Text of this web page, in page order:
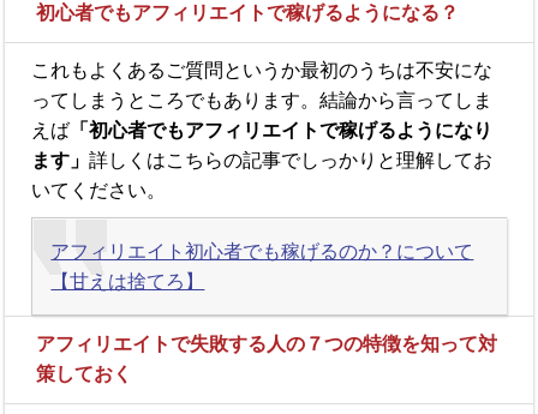
初心者でもアフィリエイトで稼げるようになる？
これもよくあるご質問というか最初のうちは不安にな
ってしまうところでもあります。結論から言ってしま
えば 「初心者でもアフィリエイトで稼げるようになり
ます」詳しくはこちらの記事でしっかりと理解してお
いてください。
アフィリエイト初心者でも稼げるのか？について
【甘えは捨てろ】
アフィリエイトで失敗する人の７つの特徴を知って対
策しておく